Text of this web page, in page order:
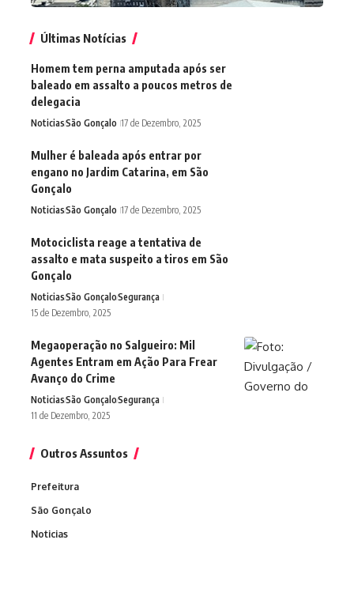
Últimas Notícias
Homem tem perna amputada após ser
baleado em assalto a poucos metros de
delegacia
NoticiasSão Gonçalo 17 de Dezembro, 2025
Mulher é baleada após entrar por
engano no Jardim Catarina, em São
Gonçalo
NoticiasSão Gonçalo 17 de Dezembro, 2025
Motociclista reage a tentativa de
assalto e mata suspeito a tiros em São
Gonçalo
NoticiasSão GonçaloSegurança
15 de Dezembro, 2025
Megaoperação no Salgueiro: Mil
Agentes Entram em Ação Para Frear
Avanço do Crime
NoticiasSão GonçaloSegurança
11 de Dezembro, 2025
Outros Assuntos
Prefeitura
São Gonçalo
Noticias